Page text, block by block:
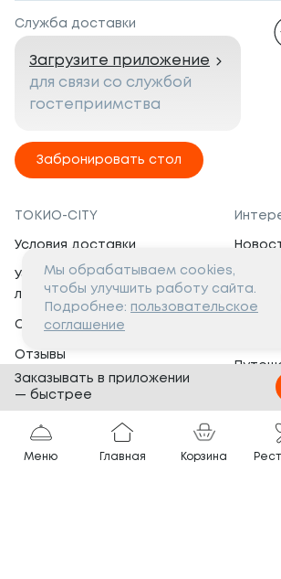
Служба доставки
Загрузите приложение
для связи со службой
гостеприимства
Забронировать стол
ТОКИО-CITY
Условия доставки
Условия программы
лояльности
Сертификаты
Отзывы
Банкеты
Вопросы и ответы
с
Меню Главная Корзина
Мы обрабатываем cookies,
чтобы улучшить работу сайта.
Подробнее: пользовательское
соглашение
Заказывать в приложении
— быстрее